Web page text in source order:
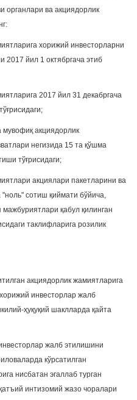
органлари ва акциядорлик
хорижий инвесторларни
2017 йил 1 октябргача этиб
2017 йил 31 декабргача
мувофиқ акциядорлик
негизида 15 та қўшма
тўғрисидаги;
акциялари пакетларини ва
сотиш қиймати бўйича,
қабул қилинган
таклифларига розилик
акциядорлик жамиятларига
инвесторлар жалб
ҳуқуқий шаклларда қайта
жалб этилишини
кўрсатилган
нисбатан эгаллаб турган
интизомий жазо чоралари